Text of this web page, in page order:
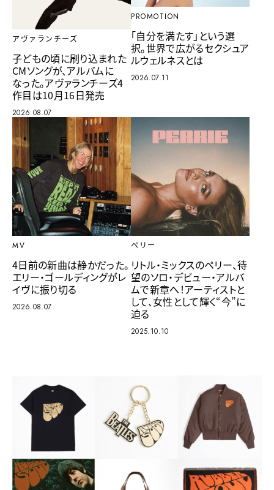
アヴァランチーズ
子どもの頃に刷り込まれた
CMソングが、アルバムに
なった。アヴァランチーズ4
作目は10月16日発売
2026.08.07
PROMOTION
「自分を満たす」という選
択。世界で広がるセクシュア
ルウェルネスとは
2026.07.11
MV
4日前の新曲は静かだった。
エリー・ゴールディングがレ
イヴに振り切る
2026.08.07
ペリー
リトル・ミックスのペリー、待
望のソロ・デビュー・アルバ
ムで新章へ！アーティストと
して、女性として輝く“今”に
迫る
2025.10.10